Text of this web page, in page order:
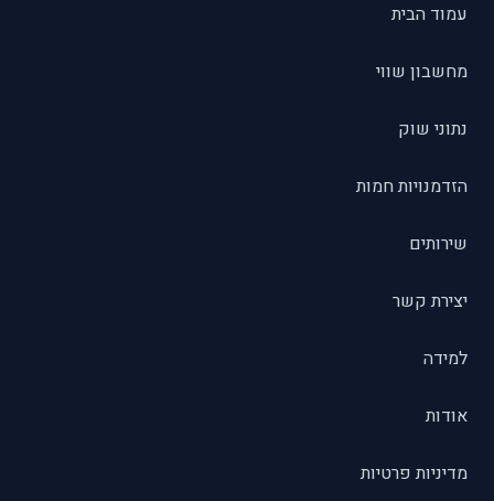
עמוד הבית
מחשבון שווי
נתוני שוק
הזדמנויות חמות
שירותים
יצירת קשר
למידה
אודות
מדיניות פרטיות